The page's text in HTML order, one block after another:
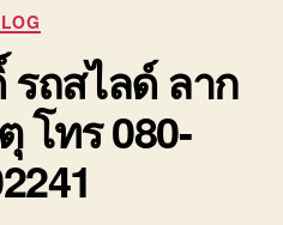
0640711613,
Categories
ถสไลด์ ลาก
โทร 080-